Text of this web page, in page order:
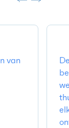
De
werkt.
elkaar